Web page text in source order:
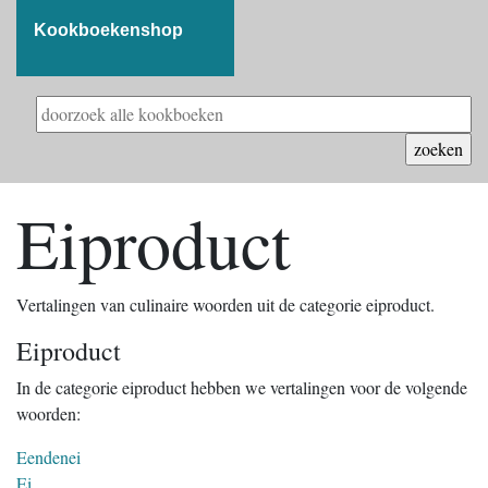
Kookboekenshop
Eiproduct
Vertalingen van culinaire woorden uit de categorie eiproduct.
Eiproduct
In de categorie eiproduct hebben we vertalingen voor de volgende
woorden:
Eendenei
Ei